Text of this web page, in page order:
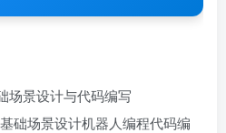
场景设计与代码编写
基础场景设计机器人编程代码编